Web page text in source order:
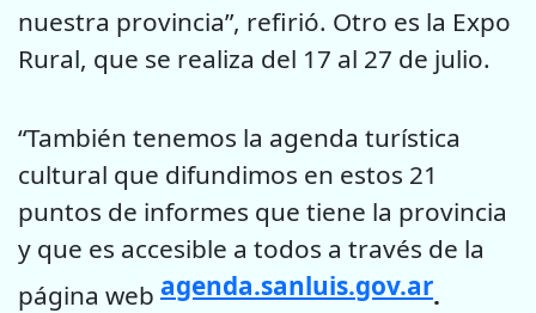
nuestra provincia”, refirió. Otro es la Expo
Rural, que se realiza del 17 al 27 de julio.
“También tenemos la agenda turística
cultural que difundimos en estos 21
puntos de informes que tiene la provincia
y que es accesible a todos a través de la
página web agenda.sanluis.gov.ar.